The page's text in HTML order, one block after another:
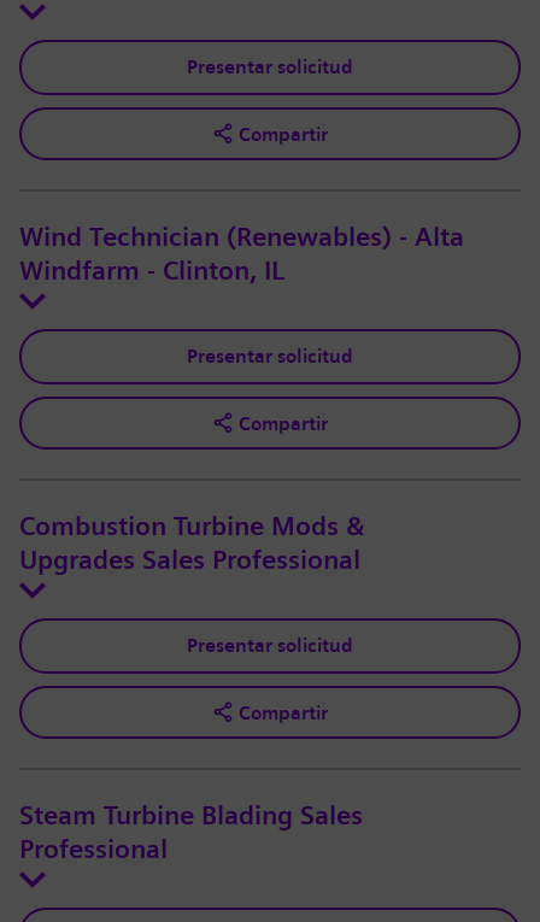
Presentar solicitud
Compartir
Wind Technician (Renewables) - Alta
Windfarm - Clinton, IL
Presentar solicitud
Compartir
Combustion Turbine Mods &
Upgrades Sales Professional
Presentar solicitud
Compartir
Steam Turbine Blading Sales
Professional